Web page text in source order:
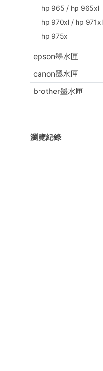
hp 965 / hp 965xl
hp 970xl / hp 971xl
hp 975x
epson墨水匣
canon墨水匣
brother墨水匣
瀏覽紀錄